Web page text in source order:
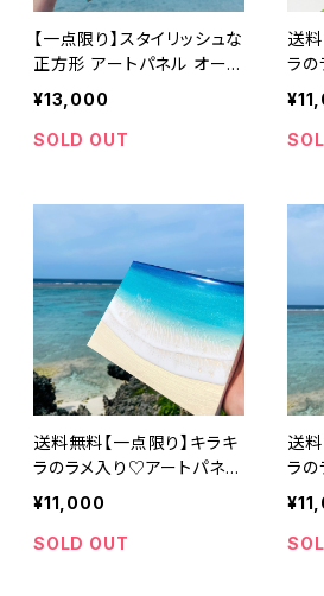
【一点限り】スタイリッシュな
正方形 アートパネル オー
シャンブルー (S0サイズ 18
cm × 18cm)
¥13,000
SOLD OUT
送料
ラの
(F0
レ
イン
グ
送料無料【一点限り】キラキ
ラのラメ入り♡アートパネル
(F0サイズ 18cm × 14cm)
レジンアート エポキシ樹脂
インテリア おしゃれ 波 ビー
¥11,000
SOLD OUT
送料
ラの
(F0
レ
イン